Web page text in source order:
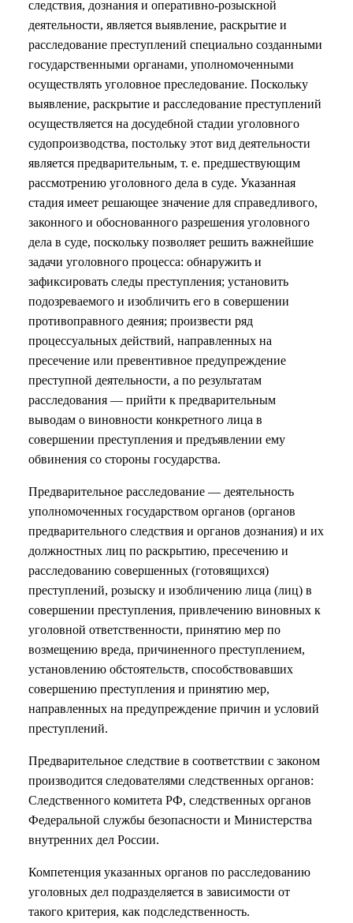
следствия, дознания и оперативно-розыскной
деятельности, является выявление, раскрытие и
расследование преступлений специально созданными
государственными органами, уполномоченными
осуществлять уголовное преследование. Поскольку
выявление, раскрытие и расследование преступлений
осуществляется на досудебной стадии уголовного
судопроизводства, постольку этот вид деятельности
является предварительным, т. е. предшествующим
рассмотрению уголовного дела в суде. Указанная
стадия имеет решающее значение для справедливого,
законного и обоснованного разрешения уголовного
дела в суде, поскольку позволяет решить важнейшие
задачи уголовного процесса: обнаружить и
зафиксировать следы преступления; установить
подозреваемого и изобличить его в совершении
противоправного деяния; произвести ряд
процессуальных действий, направленных на
пресечение или превентивное предупреждение
преступной деятельности, а по результатам
расследования — прийти к предварительным
выводам о виновности конкретного лица в
совершении преступления и предъявлении ему
обвинения со стороны государства.
Предварительное расследование — деятельность
уполномоченных государством органов (органов
предварительного следствия и органов дознания) и их
должностных лиц по раскрытию, пресечению и
расследованию совершенных (готовящихся)
преступлений, розыску и изобличению лица (лиц) в
совершении преступления, привлечению виновных к
уголовной ответственности, принятию мер по
возмещению вреда, причиненного преступлением,
установлению обстоятельств, способствовавших
совершению преступления и принятию мер,
направленных на предупреждение причин и условий
преступлений.
Предварительное следствие в соответствии с законом
производится следователями следственных органов:
Следственного комитета РФ, следственных органов
Федеральной службы безопасности и Министерства
внутренних дел России.
Компетенция указанных органов по расследованию
уголовных дел подразделяется в зависимости от
такого критерия, как подследственность.